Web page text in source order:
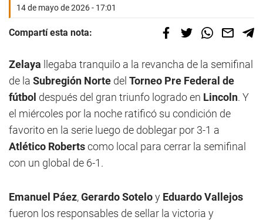
14 de mayo de 2026 - 17:01
Compartí esta nota:
Zelaya llegaba tranquilo a la revancha de la semifinal
de la Subregión Norte del Torneo Pre Federal de
fútbol después del gran triunfo logrado en Lincoln. Y
el miércoles por la noche ratificó su condición de
favorito en la serie luego de doblegar por 3-1 a
Atlético Robertscomo local para cerrar la semifinal
con un global de 6-1.
Emanuel Páez,Gerardo Soteloy Eduardo Vallejos
fueron los responsables de sellar la victoria y